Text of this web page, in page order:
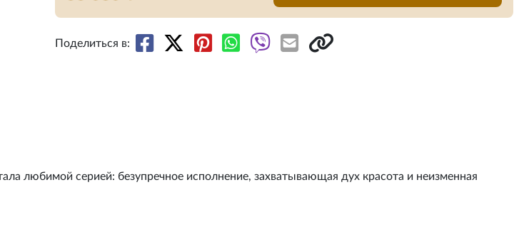
Поделиться в:
любимой серией: безупречное исполнение, захватывающая дух красота и неизменная